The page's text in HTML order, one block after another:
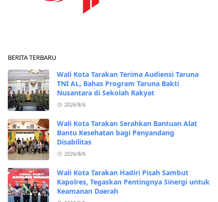
BERITA TERBARU
Wali Kota Tarakan Terima Audiensi Taruna
TNI AL, Bahas Program Taruna Bakti
Nusantara di Sekolah Rakyat
2026/8/6
Wali Kota Tarakan Serahkan Bantuan Alat
Bantu Kesehatan bagi Penyandang
Disabilitas
2026/8/6
Wali Kota Tarakan Hadiri Pisah Sambut
Kapolres, Tegaskan Pentingnya Sinergi untuk
Keamanan Daerah